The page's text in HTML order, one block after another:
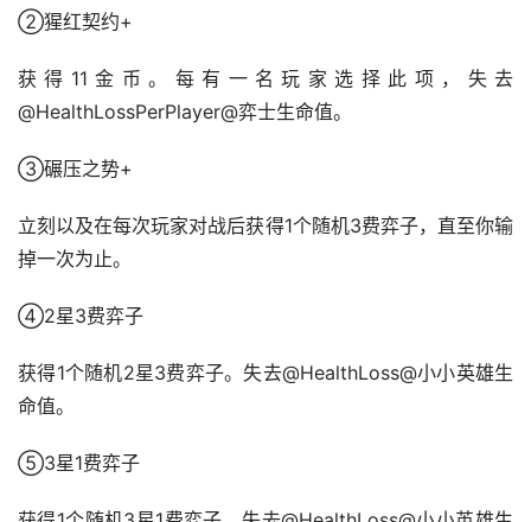
②猩红契约+
获得11金币。每有一名玩家选择此项，失去
@HealthLossPerPlayer@弈士生命值。
③碾压之势+
立刻以及在每次玩家对战后获得1个随机3费弈子，直至你输
掉一次为止。
④2星3费弈子
获得1个随机2星3费弈子。失去@HealthLoss@小小英雄生
命值。
⑤3星1费弈子